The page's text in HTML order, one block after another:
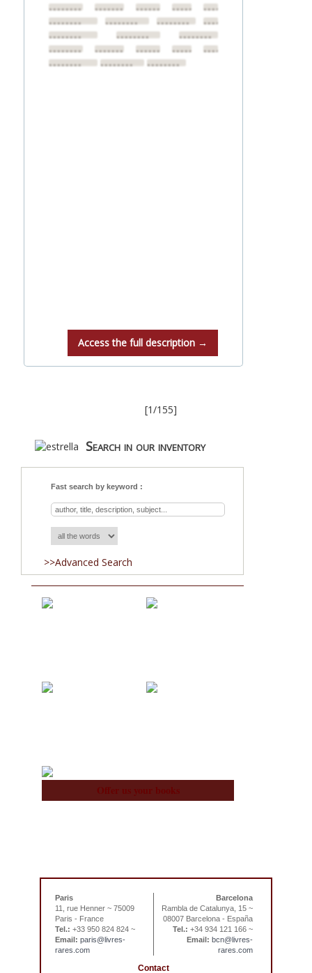
••••••••
•••••••• •••••••• ••••••••••••••••
••••••••
•••••••• ••••••••
••••••••
••••••••
••••••••
••••••••
••••••••
•••••••• •••••••• ••••••••••••••••
••••••••
•••••••• ••••••••
Access the full description →
[1/155]
Search in our inventory
Fast search by keyword :
>>Advanced Search
Paris
11, rue Henner ~ 75009
Paris - France
Tel.: +33 950 824 824 ~
Email: paris@livres-
rares.com
Barcelona
Rambla de Catalunya, 15 ~
08007 Barcelona - España
Tel.: +34 934 121 166 ~
Email: bcn@livres-
rares.com
Contact